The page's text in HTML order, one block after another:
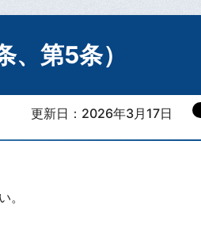
第5条）
更新日：2026年3月17日
。